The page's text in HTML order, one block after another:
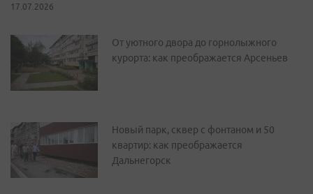
17.07.2026
От уютного двора до горнолыжного
курорта: как преображается Арсеньев
Новый парк, сквер с фонтаном и 50
квартир: как преображается
Дальнегорск